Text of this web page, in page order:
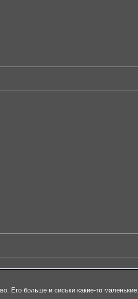
Его больше и сиськи какие-то